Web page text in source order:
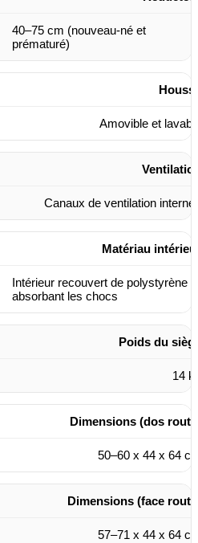
40–75 cm (nouveau-né et
prématuré)
Amovible et
Canaux de ventilation
Matériau
Intérieur recouvert de polystyrène
absorbant les chocs
Poids du
14
Dimensions (dos
50–60 x 44 x 64
Dimensions (face
57–71 x 44 x 64